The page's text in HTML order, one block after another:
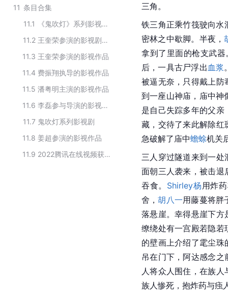
11 条目合集
11.1
《鬼吹灯》系列影视作品
11.2
王奎荣参演的影视剧作品
11.3 王奎荣参演的影视作品
11.4 费振翔执导的影视作品
11.5 潘粤明主演的影视作品
11.6
李磊参与导演的影视作品
11.7 鬼吹灯系列影视剧
11.8 姜超参演的影视作品
11.9
2022腾讯在线视频获得金鹅荣誉名单
三角。
铁三角正乘竹筏驶向水
密林之中歇脚。半夜，
拿到了里面的枪支武
后，一具古尸浮出 血浆
被逼无奈，只得戴上防
到一座山神庙，庙中神
是自己失踪多年的父
藏，交待了来此解除红
急破解了庙中蟾蜍机关
三人穿过隧道来到一
面朝三人袭来，被击退
吞食。 Shirley杨 用炸
舍，胡八一用藤蔓将胖
落悬崖。幸得悬崖下方
缭绕处有一宫殿若隐若
的壁画上介绍了雮尘
吊在门下，阿达感念
人将众人围住，在族
族人惨死，抱炸药与痋